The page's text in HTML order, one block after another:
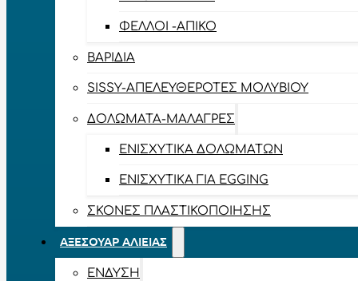
ΦΕΛΛΟΊ -ΑΠΊΚΟ
ΒΑΡΊΔΙΑ
SISSY-ΑΠΕΛΕΥΘΕΡΟΤΈΣ ΜΟΛΥΒΙΟΎ
ΔΟΛΏΜΑΤΑ-ΜΑΛΆΓΡΕΣ
ΕΝΙΣΧΥΤΙΚΆ ΔΟΛΩΜΆΤΩΝ
ΕΝΙΣΧΥΤΙΚΆ ΓΙΑ EGGING
ΣΚΌΝΕΣ ΠΛΑΣΤΙΚΟΠΟΊΗΣΗΣ
ΑΞΕΣΟΥΆΡ ΑΛΙΕΊΑΣ
ΈΝΔΥΣΗ